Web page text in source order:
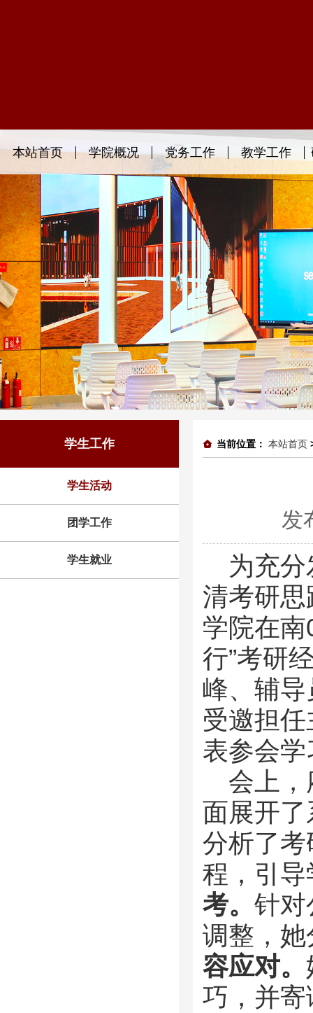
本站首页 学院概况 党务工作 教学工作
学生工作
学生活动
团学工作
学生就业
当前位置： 本站首页
发
为充
清考研
学院在南
行”考研
峰、辅
受邀担
表参会学
会上，
面展开
分析了
程，引
考。 针对
调整，
容应对。
巧，并